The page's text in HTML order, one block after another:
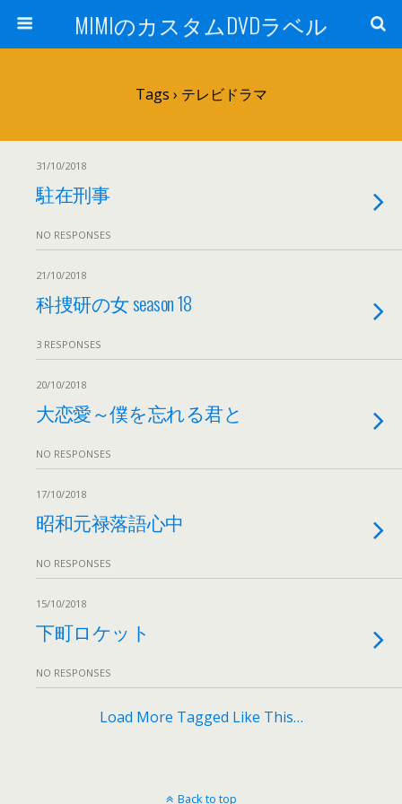
MIMIのカスタムDVDラベル
Tags › テレビドラマ
31/10/2018
駐在刑事
NO RESPONSES
21/10/2018
科捜研の女 season 18
3 RESPONSES
20/10/2018
大恋愛～僕を忘れる君と
NO RESPONSES
17/10/2018
昭和元禄落語心中
NO RESPONSES
15/10/2018
下町ロケット
NO RESPONSES
Load More Tagged Like This…
Back to top